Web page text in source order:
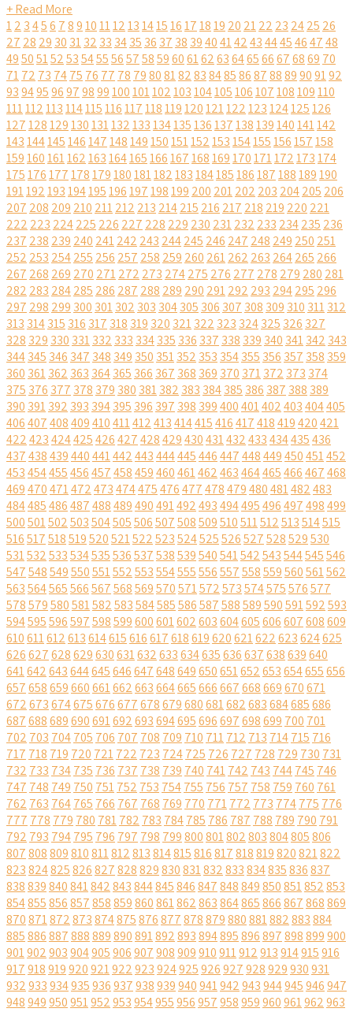
+ Read More
12 3456 78910111213141516171819 20 2122 23 2425 26
27 28 29 30 3132 33 3435 36 37 38 39404142434445464748
495051525354555657585960616263646566676869 70
7172 73 7475 76 77 78 7980818283848586878889909192
93949596979899100101102103104105106107108109110
111112113114115116117118119120121122123124125126
127128129130131132133134135136137138139140141142
143144145146147148149150151152153154155156157158
159160161162163164165166167168169170171172173174
175176177178179180181182183184185186187188189190
191192193194195196197198199 200 201202 203 204205 206
207 208 209 210 211212 213 214215 216 217 218 219 220 221
222 223 224225 226 227 228 229 230 231232 233 234235 236
237 238 239 240 241242 243 244245 246 247 248 249 250 251
252 253 254255 256 257 258 259 260 261262 263 264265 266
267 268 269 270 271272 273 274275 276 277 278 279 280 281
282 283 284285 286 287 288 289 290 291292 293 294295 296
297 298 299 300 301302 303 304305 306 307 308 309 310 311312
313 314315 316 317 318 319 320 321322 323 324325 326 327
328 329 330 331332 333 334335 336 337 338 339 340 341342 343
344345 346 347 348 349 350 351352 353 354355 356 357 358 359
360 361362 363 364365 366 367 368 369 370 371372 373 374
375 376 377 378 379 380 381382 383 384385 386 387 388 389
390 391392 393 394395 396 397 398 399400401402403404405
406407408409410411412413414415416417418419420421
422423424425426427428429430431432433434435436
437438439440441442443444445446447448449450451452
453454455456457458459460461462463464465466467468
469470471472473474475476477478479480481482483
484485486487488489490491492493494495496497498499
500501502503504505506507508509510511512513514515
516517518519520521522523524525526527528529530
531532533534535536537538539540541542543544545546
547548549550551552553554555556557558559560561562
563564565566567568569570571572573574575576577
578579580581582583584585586587588589590591592593
594595596597598599600601602603604605606607608609
610611612613614615616617618619620621622623624625
626627628629630631632633634635636637638639640
641642643644645646647648649650651652653654655656
657658659660661662663664665666667668669670671
672673674675676677678679680681682683684685686
687688689690691692693694695696697698699 700 701
702 703 704705 706 707 708 709 710 711712 713 714715 716
717 718 719 720 721722 723 724725 726 727 728 729 730 731
732 733 734735 736 737 738 739 740 741742 743 744745 746
747 748 749 750 751752 753 754755 756 757 758 759 760 761
762 763 764765 766 767 768 769 770 771772 773 774775 776
777 778 779 780 781782 783 784785 786 787 788 789 790 791
792 793 794795 796 797 798 799800801802803804805806
807808809810811812813814815816817818819820821822
823824825826827828829830831832833834835836837
838839840841842843844845846847848849850851852853
854855856857858859860861862863864865866867868869
870871872873874875876877878879880881882883884
885886887888889890891892893894895896897898899900
901902903904905906907908909910911912913914915916
917918919920921922923924925926927928929930931
932933934935936937938939940941942943944945946947
948949950951952953954955956957958959960961962963